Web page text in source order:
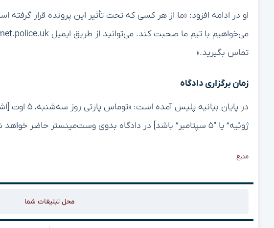
او در ادامه افزود: «ما از هر کسی که تحت تأثیر این پرونده قرار گرفته
تماس بگیرید.»
زمان برگزاری دادگاه
ژوئیه” یا “۵ سپتامبر” باشد] در دادگاه بدوی وست‌مینستر حاضر خواهد شد.»
منبع
محل تبلیغات شما